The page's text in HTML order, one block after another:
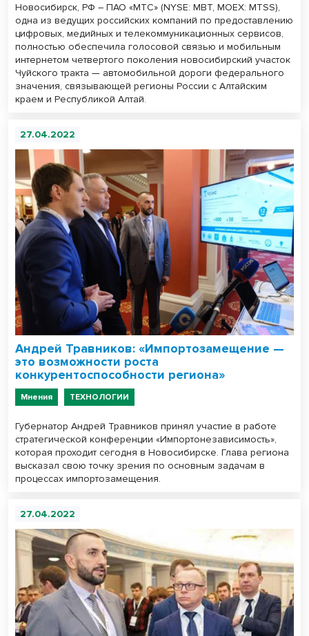
Новосибирск, РФ – ПАО «МТС» (NYSE: MBT, MOEX: MTSS),
одна из ведущих российских компаний по предоставлению
цифровых, медийных и телекоммуникационных сервисов,
полностью обеспечила голосовой связью и мобильным
интернетом четвертого поколения новосибирский участок
Чуйского тракта — автомобильной дороги федерального
значения, связывающей регионы России с Алтайским
краем и Республикой Алтай.
27.04.2022
Андрей Травников: «Импортозамещение —
это возможности роста
конкурентоспособности региона»
Мнения ТЕХНОЛОГИИ
Губернатор Андрей Травников принял участие в работе
стратегической конференции «Импортонезависимость»,
которая проходит сегодня в Новосибирске. Глава региона
высказал свою точку зрения по основным задачам в
процессах импортозамещения.
27.04.2022